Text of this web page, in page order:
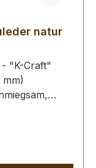
natur
- "K-Craft"
Rein
leben im
u.ä.